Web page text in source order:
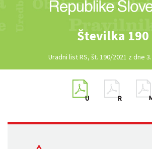
Številka 190
Uradni list RS, št. 190/2021 z dne